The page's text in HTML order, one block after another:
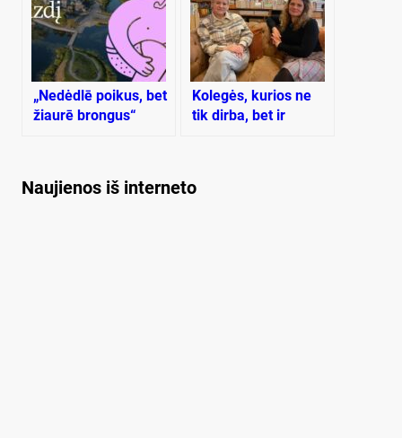
„Nedėdlē poikus, bet
žiaurē brongus“
Kolegės, kurios ne
tik dirba, bet ir
Naujienos iš interneto